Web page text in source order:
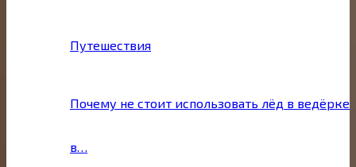
Путешествия
Почему не стоит использовать лёд в ведёрке
в…